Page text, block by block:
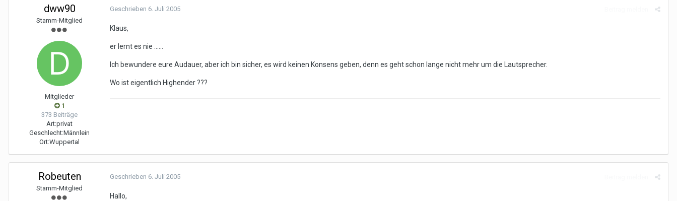
dww90
Stamm-Mitglied
Mitglieder
1
373 Beiträge
Art:privat
Geschlecht:Männlein
Ort:Wuppertal
Geschrieben 6. Juli 2005
Klaus,
er lernt es nie ......
Ich bewundere eure Audauer, aber ich bin sicher, es wird keinen Konsens geben, denn es geht schon lange nicht mehr um die Lautsprecher.
Wo ist eigentlich Highender ???
Robeuten
Stamm-Mitglied
Geschrieben 6. Juli 2005
Hallo,